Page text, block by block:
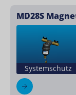
MD28S
Systemschutz